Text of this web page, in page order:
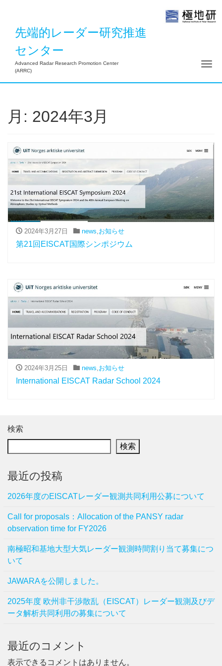
先端的レーダー研究推進
センター
Advanced Radar Research Promotion Center
(ARRC)
ナ
月: 2024年3月
2024年3月27日 news,お知らせ
第21回EISCAT国際シンポジウム
2024年3月25日 news お知らせ
International EISCAT Radar School 2024
検索
検索
最近の投稿
2026年度のEISCATレーダー観測共同利用公募について
Call for proposals：Allocation of the PANSY radar
observation time for FY2026
南極昭和基地大型大気レーダー観測時間割り当て募集につ
いて
JAWARAを公開しました。
2025年度 欧州非干渉散乱（EISCAT）レーダー観測及びデ
ータ解析共同利用の募集について
最近のコメント
表示できるコメントはありません。